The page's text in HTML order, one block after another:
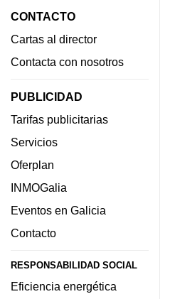
CONTACTO
Cartas al director
Contacta con nosotros
PUBLICIDAD
Tarifas publicitarias
Servicios
Oferplan
INMOGalia
Eventos en Galicia
Contacto
RESPONSABILIDAD SOCIAL
Eficiencia energética